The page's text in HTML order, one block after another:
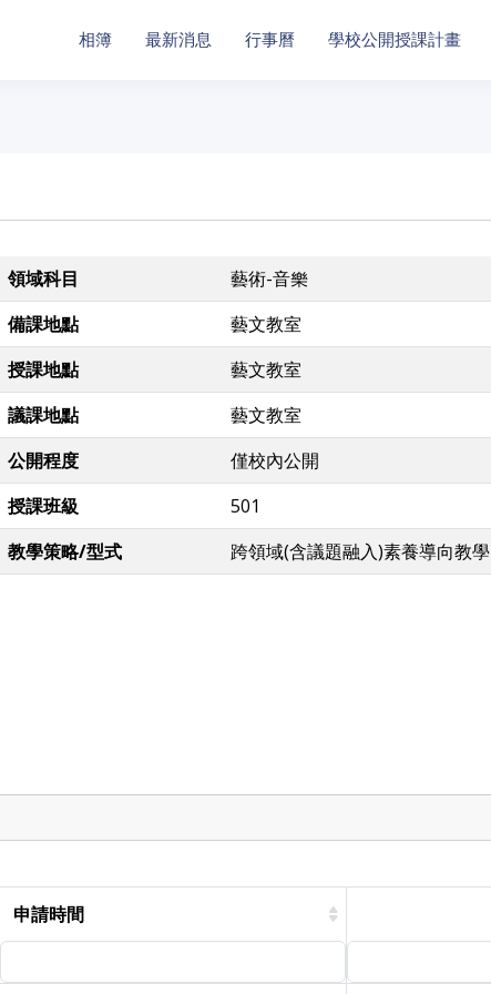
相簿 最新消息 行事曆 學校公開授課計畫
領域科目
藝術-音樂
備課地點
藝文教室
授課地點
藝文教室
議課地點
藝文教室
公開程度
僅校內公開
授課班級
501
教學策略/型式 跨領域(含議題融入)素養導向教學
申請時間